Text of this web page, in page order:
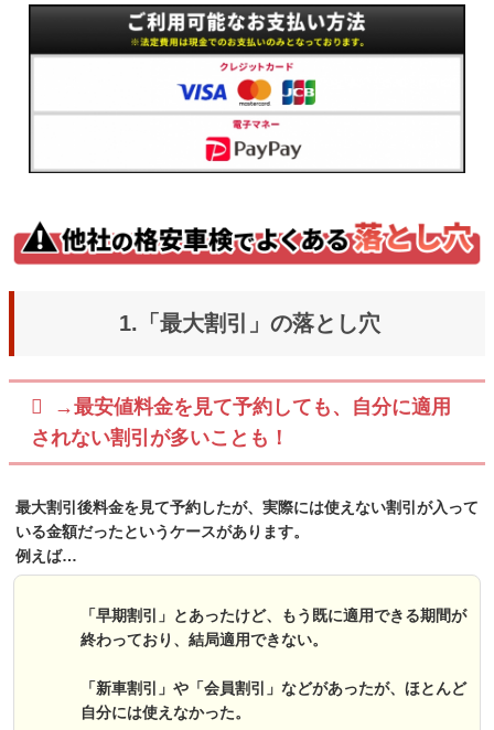
1.「最大割引」の落とし穴
→最安値料金を見て予約しても、自分に適用
されない割引が多いことも！
最大割引後料金を見て予約したが、実際には使えない割引が入って
いる金額だったというケースがあります。
例えば…
「早期割引」とあったけど、もう既に適用できる期間が
終わっており、結局適用できない。
「新車割引」や「会員割引」などがあったが、ほとんど
自分には使えなかった。